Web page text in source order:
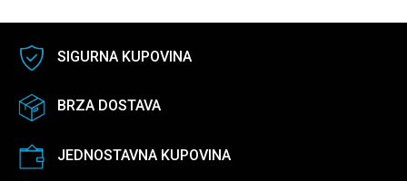
SIGURNA KUPOVINA
BRZA DOSTAVA
JEDNOSTAVNA KUPOVINA